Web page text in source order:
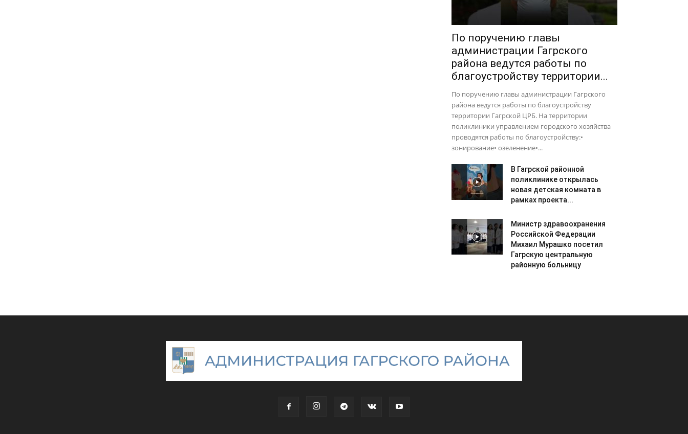
По поручению главы
администрации Гагрского
района ведутся работы по
благоустройству территории...
По поручению главы администрации Гагрского
района ведутся работы по благоустройству
территории Гагрской ЦРБ. На территории
поликлиники управлением городского хозяйства
проводятся работы по благоустройству:•
зонирование• озеленение•...
В Гагрской районной
поликлинике открылась
новая детская комната в
рамках проекта...
Министр здравоохранения
Российской Федерации
Михаил Мурашко посетил
Гагрскую центральную
районную больницу